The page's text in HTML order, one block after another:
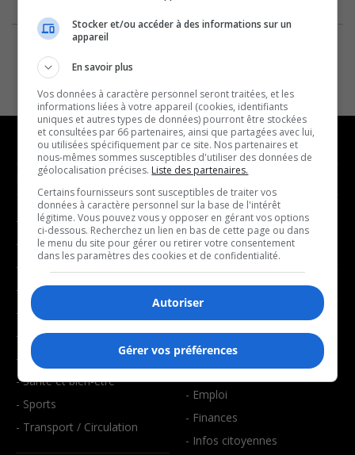
NOUVELLES
- Affaires municipales
- Communauté / Social
- Culture
- Économie
- Éducation
- Environnement
- Faits divers
- Santé et bien-être
- Sports
- Transport / Circulation
MUSIQUE
- Décompte franco
- Joué récemment
BALADOS
- Art de vivre
- Bien-être
- Emploi
- Finances
- Infos citoyennes
Stocker et/ou accéder à des informations sur un
appareil
En savoir plus
Vos données à caractère personnel seront traitées, et les
informations liées à votre appareil (cookies, identifiants
uniques et autres types de données) pourront être stockées
et consultées par 66 partenaires, ainsi que partagées avec lui,
ou utilisées spécifiquement par ce site. Nos partenaires et
nous-mêmes sommes susceptibles d'utiliser des données de
géolocalisation précises. Liste des partenaires.
Certains fournisseurs sont susceptibles de traiter vos
données à caractère personnel sur la base de l'intérêt
légitime. Vous pouvez vous y opposer en gérant vos options
ci-dessous. Recherchez un lien en bas de cette page ou dans
le menu du site pour gérer ou retirer votre consentement
dans les paramètres des cookies et de confidentialité.
Autoriser
Gérer vos préférences